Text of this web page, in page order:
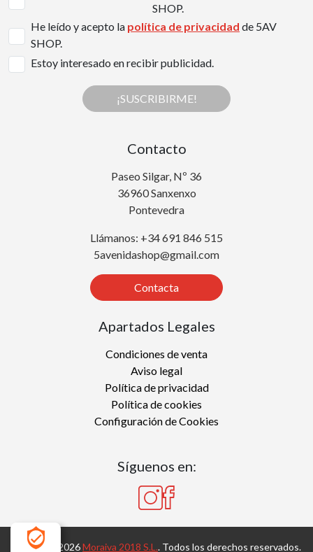
SHOP.
He leído y acepto la política de privacidad de 5AV
SHOP.
Estoy interesado en recibir publicidad.
¡SUSCRIBIRME!
Contacto
Paseo Silgar, Nº 36
36960 Sanxenxo
Pontevedra
Llámanos: +34 691 846 515
5avenidashop@gmail.com
Contacta
Apartados Legales
Condiciones de venta
Aviso legal
Política de privacidad
Política de cookies
Configuración de Cookies
Síguenos en:
Copyright 2026Moraiva 2018 S.L.. Todos los derechos reservados.